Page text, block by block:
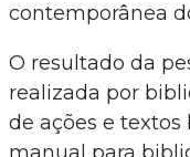
contemporânea
O resultado da
realizada por
de ações e